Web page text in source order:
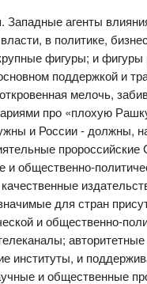
Западные агенты
власти, в политике,
фигуры; и фигуры
поддержкой и
мелочь,
про «плохую
и России - должны,
и общественно-
для стран
и общественно-
авторитетные
институты, и
и общественные